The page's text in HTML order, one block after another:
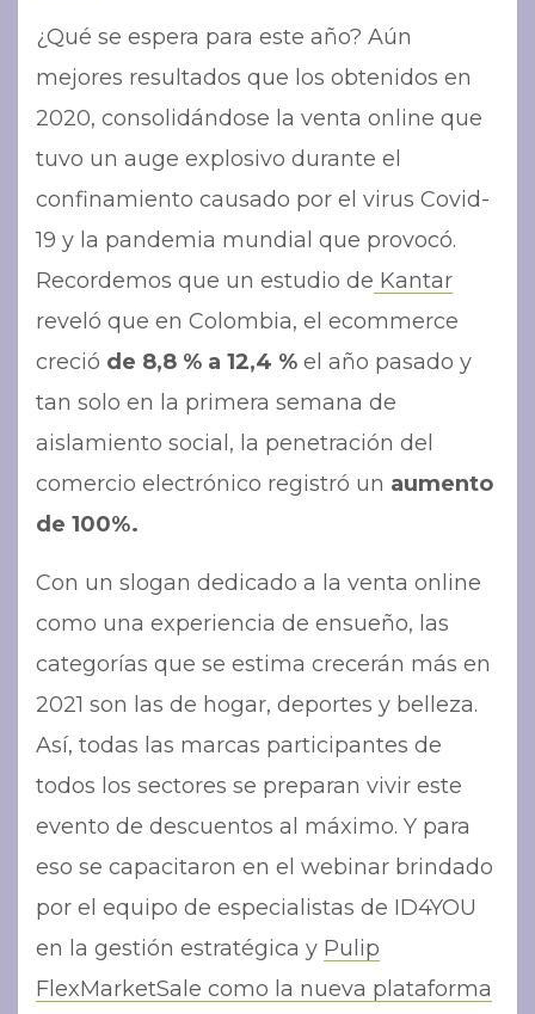
¿Qué se espera para este año? Aún
mejores resultados que los obtenidos en
2020, consolidándose la venta online que
tuvo un auge explosivo durante el
confinamiento causado por el virus Covid-
19 y la pandemia mundial que provocó.
Recordemos que un estudio de Kantar
reveló que en Colombia, el ecommerce
creció de 8,8 % a 12,4 % el año pasado y
tan solo en la primera semana de
aislamiento social, la penetración del
comercio electrónico registró un aumento
de 100%.
Con un slogan dedicado a la venta online
como una experiencia de ensueño, las
categorías que se estima crecerán más en
2021 son las de hogar, deportes y belleza.
Así, todas las marcas participantes de
todos los sectores se preparan vivir este
evento de descuentos al máximo. Y para
eso se capacitaron en el webinar brindado
por el equipo de especialistas de ID4YOU
en la gestión estratégica y Pulip
FlexMarketSale como la nueva plataforma